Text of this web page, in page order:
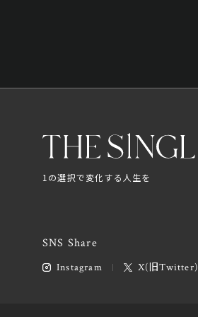
1の選択で変化する人生を
SNS Share
Instagram X(旧Twitter)